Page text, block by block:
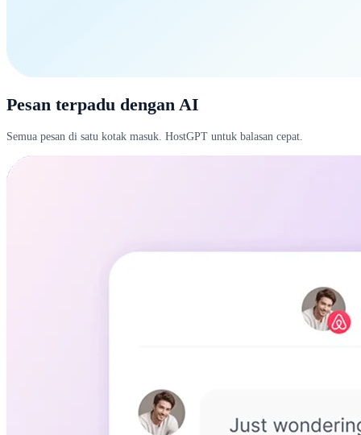
Pesan terpadu dengan AI
Semua pesan di satu kotak masuk. HostGPT untuk balasan cepat.